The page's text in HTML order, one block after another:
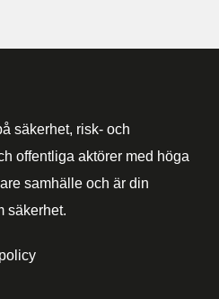
säkerhet, risk- och
offentliga aktörer med höga
samhälle och är din
säkerhet.